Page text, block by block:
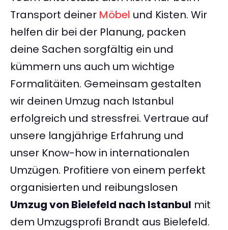
Transport deiner Möbel und Kisten. Wir
helfen dir bei der Planung, packen
deine Sachen sorgfältig ein und
kümmern uns auch um wichtige
Formalitäiten. Gemeinsam gestalten
wir deinen Umzug nach Istanbul
erfolgreich und stressfrei. Vertraue auf
unsere langjährige Erfahrung und
unser Know-how in internationalen
Umzügen. Profitiere von einem perfekt
organisierten und reibungslosen
Umzug von Bielefeld nach Istanbul mit
dem Umzugsprofi Brandt aus Bielefeld.